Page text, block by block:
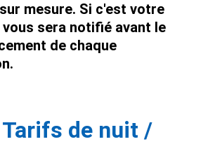
de nuit /
mesure. Si c'est votre
vous sera notifié avant le
de chaque